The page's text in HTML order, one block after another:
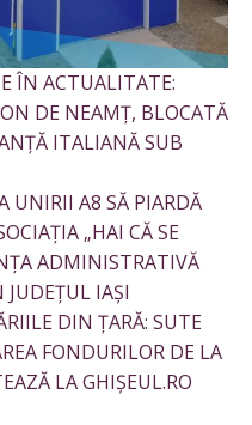
ÎN ACTUALITATE:
DE NEAMȚ, BLOCATĂ
ITALIANĂ SUB
UNIRII A8 SĂ PIARDĂ
„HAI CĂ SE
ADMINISTRATIVĂ
IAȘI
DIN ȚARĂ: SUTE
FONDURILOR DE LA
LA GHIȘEUL.RO